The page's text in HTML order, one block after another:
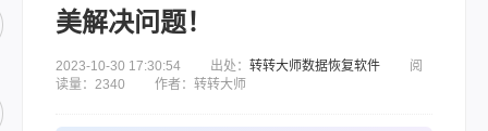
美解决问题！
2023-10-30 17:30:54 出处： 转转大师数据恢复软件 阅
读量：2340 作者：转转大师